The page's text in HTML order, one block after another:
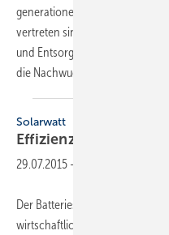
generationenübergreifende
vertreten sind zudem die
und Entsorgung. Zu den
die Nachwuchsgewinnung.
Solarwatt
Effizienz zu niedrigen
29.07.2015 -
Der Batteriespeicher Myreserve
wirtschaftlicher machen. Der